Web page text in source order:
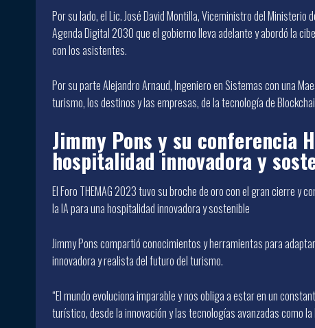
Por su lado, el Lic. José David Montilla, Viceministro del
Agenda Digital 2030 que el gobierno lleva adelante y abordó la
con los asistentes.
Por su parte Alejandro Arnaud, Ingeniero en Sistemas con una
turismo, los destinos y las empresas, de la tecnología de
Jimmy Pons y su conferencia
hospitalidad innovadora y
El Foro THEMAG 2023 tuvo su broche de oro con el gran cierre y
la IA para una hospitalidad innovadora y sostenible
Jimmy Pons compartió conocimientos y herramientas para
innovadora y realista del futuro del turismo.
“El mundo evoluciona imparable y nos obliga a estar en un
turístico, desde la innovación y las tecnologías avanzadas como